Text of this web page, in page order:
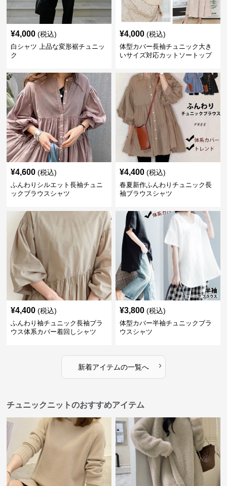
¥4,000 (税込)
白シャツ 上品な変形裾チュニッ
ク
¥4,000 (税込)
体型カバー長袖チュニック大き
いサイズ対応カットソートップ
¥4,600 (税込)
ふんわりシルエット長袖チュニ
ックブラウスシャツ
¥4,400 (税込)
春夏新作ふんわりチュニック長
袖ブラウスシャツ
¥4,400 (税込)
ふんわり袖チュニック長袖ブラ
ウス体系カバー着回しシャツ
¥3,800 (税込)
体型カバー半袖チュニックブラ
ウスシャツ
新着アイテムの一覧へ ›
チュニックニットのおすすめアイテム